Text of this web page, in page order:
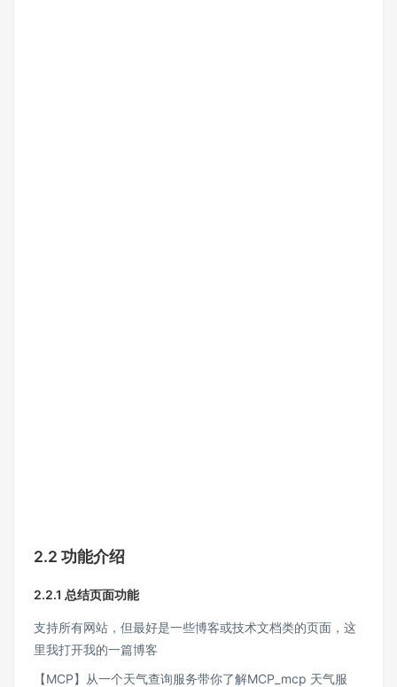
2.2 功能介绍
2.2.1 总结页面功能
支持所有网站，但最好是一些博客或技术文档类的页面，这
里我打开我的一篇博客
【MCP】从一个天气查询服务带你了解MCP_mcp 天气服